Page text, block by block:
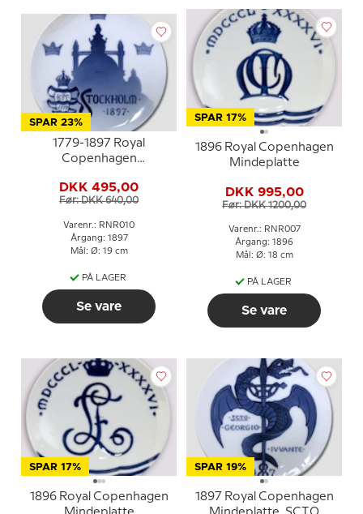
SPAR 23%
1779-1897 Royal
Copenhagen
DKK 495,00
Før: DKK 640,00
Varenr.: RNR010
Årgang: 1897
Mål: Ø: 19 cm
PÅ LAGER
Se vare
SPAR 17%
1896 Royal Copenhagen
Mindeplatte
DKK 995,00
Før: DKK 1200,00
Varenr.: RNR007
Årgang: 1896
Mål: Ø: 18 cm
PÅ LAGER
Se vare
SPAR 17%
1896 Royal Copenhagen
SPAR 19%
1897 Royal Copenhagen